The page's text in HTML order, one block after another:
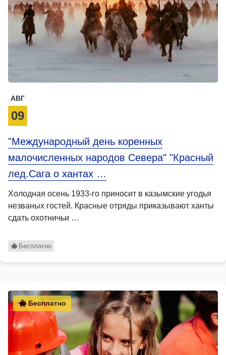
АВГ
09
"Международный день коренных
малочисленных народов Севера" "Красный
лед.Сага о хантах …
Холодная осень 1933-го приносит в казымские угодья
незваных гостей. Красные отряды приказывают ханты
сдать охотничьи …
Бесплатно
Бесплатно